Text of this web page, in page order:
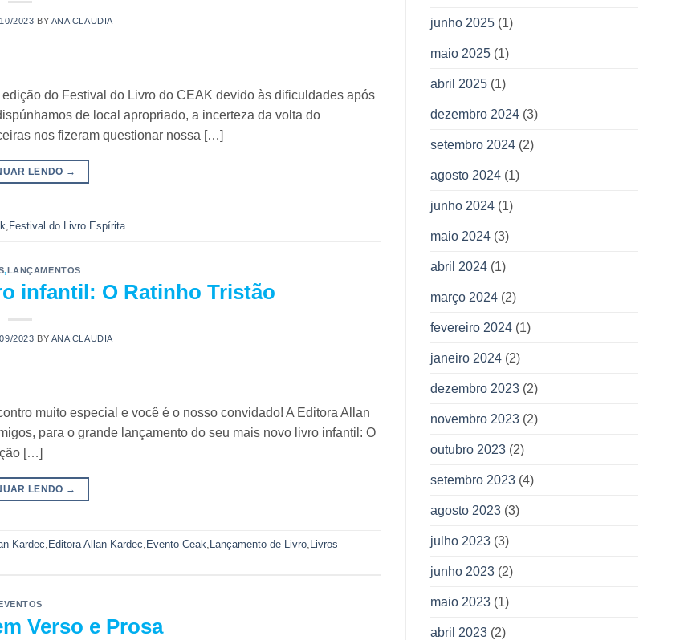
2023 BY ANA CLAUDIA
do Festival do Livro do CEAK devido às dificuldades após
de local apropriado, a incerteza da volta do
nos fizeram questionar nossa […]
LENDO →
, Festival do Livro Espírita
,LANÇAMENTOS
infantil: O Ratinho Tristão
2023 BY ANA CLAUDIA
muito especial e você é o nosso convidado! A Editora Allan
para o grande lançamento do seu mais novo livro infantil: O
[…]
LENDO →
Kardec Editora Allan Kardec Evento Ceak Lançamento de Livro
Livros
EVENTOS
Verso e Prosa
junho 2025 (1)
maio 2025 (1)
abril 2025 (1)
dezembro 2024 (3)
setembro 2024 (2)
agosto 2024 (1)
junho 2024 (1)
maio 2024 (3)
abril 2024 (1)
março 2024 (2)
fevereiro 2024 (1)
janeiro 2024 (2)
dezembro 2023 (2)
novembro 2023 (2)
outubro 2023 (2)
setembro 2023 (4)
agosto 2023 (3)
julho 2023 (3)
junho 2023 (2)
maio 2023 (1)
abril 2023 (2)